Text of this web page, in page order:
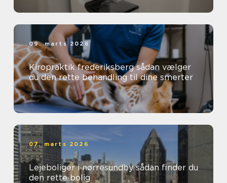
09. marts 2026
Kiropraktik frederiksberg sådan vælger
du den rette behandling til dine smerter
07. marts 2026
Lejeboliger i nørresundby sådan finder du
den rette bolig